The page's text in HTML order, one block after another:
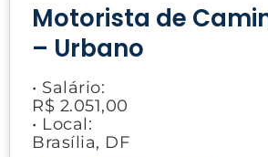
Motorista de
– Urbano
• Salário:
R$ 2.051,00
• Local:
Brasília, DF